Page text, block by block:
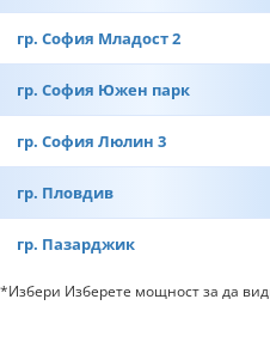
гр. София Младост 2
гр. София Южен парк
гр. София Люлин 3
гр. Пловдив
гр. Пазарджик
*Избери Изберете мощност за да